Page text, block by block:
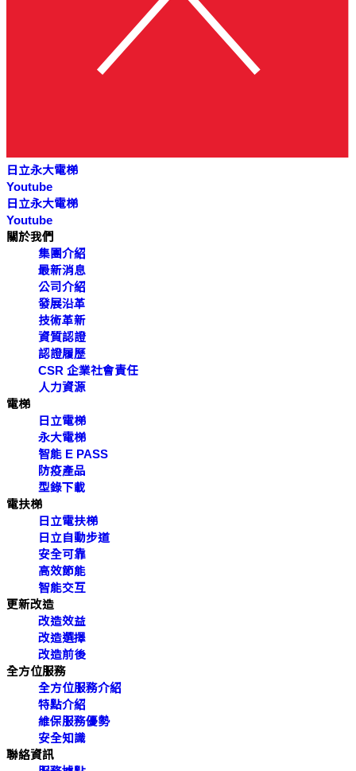
日立永大電梯
Youtube
日立永大電梯
Youtube
關於我們
集團介紹
最新消息
公司介紹
發展沿革
技術革新
資質認證
認證履歷
CSR 企業社會責任
人力資源
電梯
日立電梯
永大電梯
智能 E PASS
防疫產品
型錄下載
電扶梯
日立電扶梯
日立自動步道
安全可靠
高效節能
智能交互
更新改造
改造效益
改造選擇
改造前後
全方位服務
全方位服務介紹
特點介紹
維保服務優勢
安全知識
聯絡資訊